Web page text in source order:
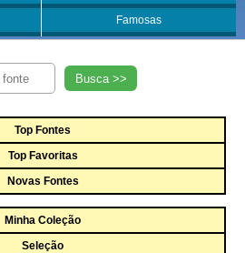
Famosas
Busca >>
Top Fontes
Top Favoritas
Novas Fontes
Minha Coleção
Seleção